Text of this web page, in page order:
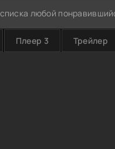
любой
Плеер 3 Трейлер